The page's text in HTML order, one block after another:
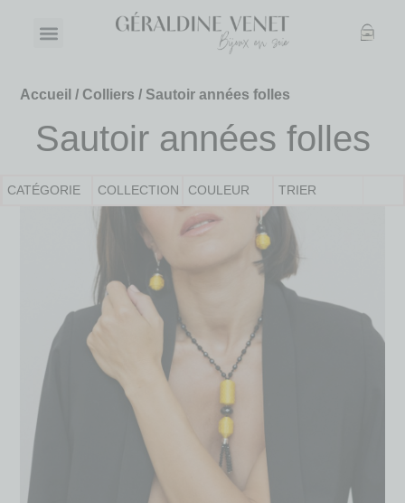
Accueil /Colliers / Sautoir années folles
Sautoir années folles
CATÉGORIE COLLECTION COULEUR TRIER